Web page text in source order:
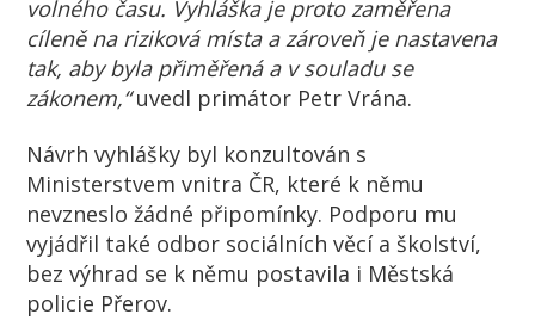
volného času. Vyhláška je proto zaměřena
cíleně na riziková místa a zároveň je nastavena
tak, aby byla přiměřená a v souladu se
zákonem,“uvedl primátor Petr Vrána.
Návrh vyhlášky byl konzultován s
Ministerstvem vnitra ČR, které k němu
nevzneslo žádné připomínky. Podporu mu
vyjádřil také odbor sociálních věcí a školství,
bez výhrad se k němu postavila i Městská
policie Přerov.